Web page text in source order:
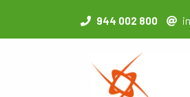
944 002 800